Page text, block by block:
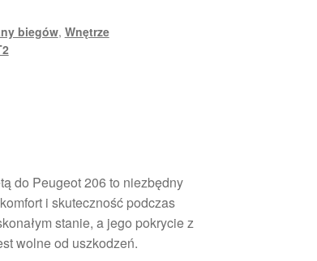
biegów, Wnętrze
do Peugeot 206 to niezbędny
i skuteczność podczas
stanie, a jego pokrycie z
wolne od uszkodzeń.